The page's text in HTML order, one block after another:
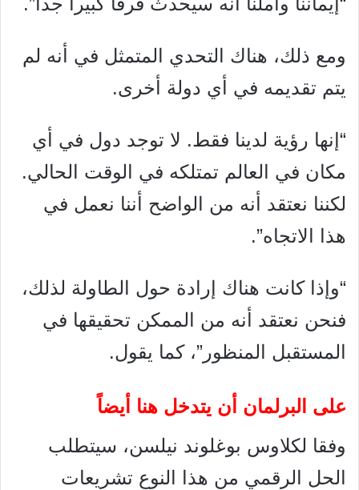
ومع ذلك، هناك التحدي المتمثل في أنه لم
يتم تقديمه في أي دولة أخرى.
“إنها رؤية لدينا فقط. لا توجد دول في أي
مكان في العالم تمتلكه في الوقت الحالي.
لكننا نعتقد أنه من الواضح أننا نعمل في
هذا الاتجاه”.
“وإذا كانت هناك إرادة حول الطاولة لذلك،
فنحن نعتقد أنه من الممكن تحقيقها في
المستقبل المنظور”، كما يقول.
على البرلمان أن يتدخل هنا أيضاً
وفقا لكلاوس بوغلوند نيلسن، سيتطلب
الحل الرقمي من هذا النوع تشريعات